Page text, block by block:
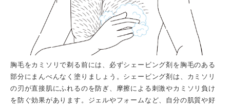
胸毛をカミソリで剃る前には、必ずシェービング剤を胸毛のある
部分にまんべんなく塗りましょう。シェービング剤は、カミソリ
の刃が直接肌にふれるのを防ぎ、摩擦による刺激やカミソリ負け
を防ぐ効果があります。ジェルやフォームなど、自分の肌質や好